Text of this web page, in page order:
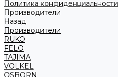
Политика конфиденциальности
Производители
Назад
Производители
RUKO
FELO
TAJIMA
VOLKEL
OSBORN